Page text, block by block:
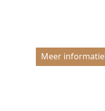
Meer informatie